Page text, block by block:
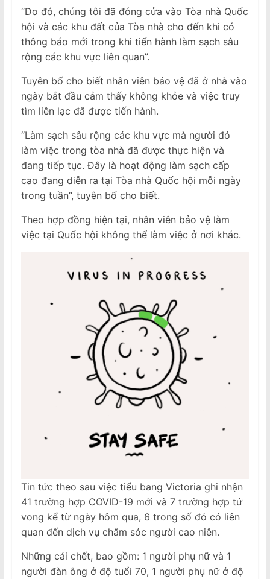
“Do đó, chúng tôi đã đóng cửa vào Tòa nhà Quốc
hội và các khu đất của Tòa nhà cho đến khi có
thông báo mới trong khi tiến hành làm sạch sâu
rộng các khu vực liên quan”.
Tuyên bố cho biết nhân viên bảo vệ đã ở nhà vào
ngày bắt đầu cảm thấy không khỏe và việc truy
tìm liên lạc đã được tiến hành.
“Làm sạch sâu rộng các khu vực mà người đó
làm việc trong tòa nhà đã được thực hiện và
đang tiếp tục. Đây là hoạt động làm sạch cấp
cao đang diễn ra tại Tòa nhà Quốc hội mỗi ngày
trong tuần”, tuyên bố cho biết.
Theo hợp đồng hiện tại, nhân viên bảo vệ làm
việc tại Quốc hội không thể làm việc ở nơi khác.
Tin tức theo sau việc tiểu bang Victoria ghi nhận
41 trường hợp COVID-19 mới và 7 trường hợp tử
vong kể từ ngày hôm qua, 6 trong số đó có liên
quan đến dịch vụ chăm sóc người cao niên.
Những cái chết, bao gồm: 1 người phụ nữ và 1
người đàn ông ở độ tuổi 70, 1 người phụ nữ ở độ